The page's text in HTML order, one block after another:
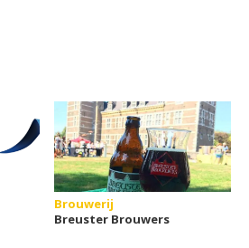
Brouwerij
Breuster Brouwers